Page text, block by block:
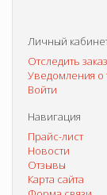
Личный
Отследить заказ
Уведомления о
Войти
Навигация
Прайс-лист
Новости
Отзывы
Карта сайта